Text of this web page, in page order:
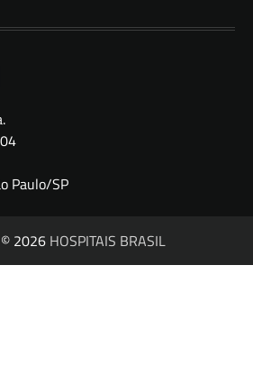
Paulo/SP
2026 HOSPITAIS BRASIL